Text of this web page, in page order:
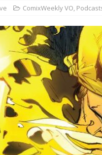
ComixWeekly VO,